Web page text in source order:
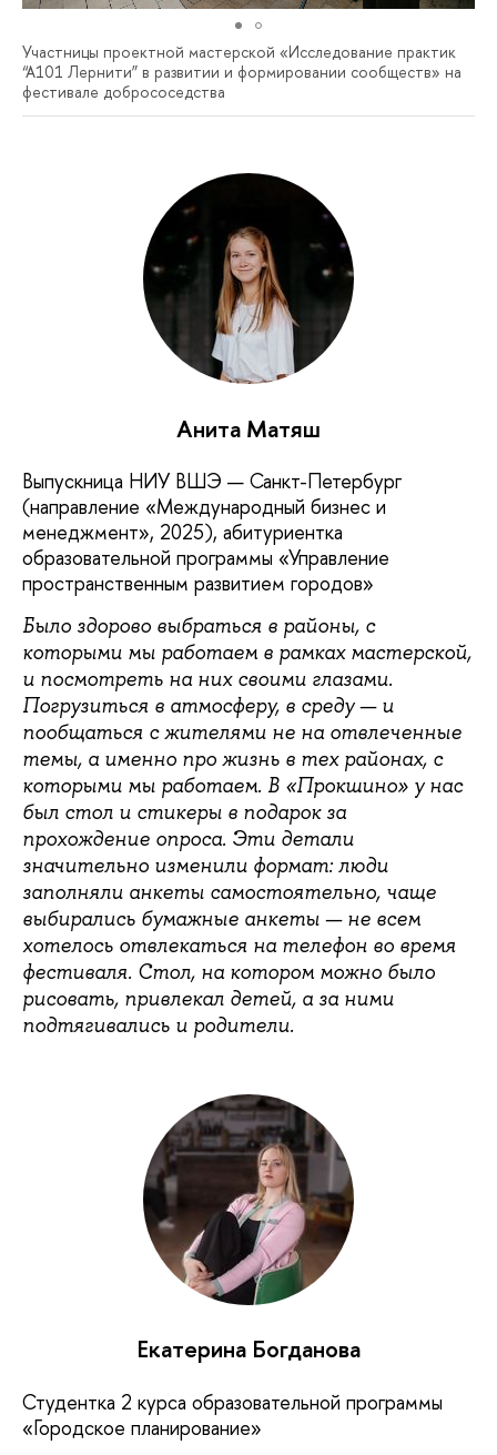
Участницы проектной мастерской «Исследование практик
“А101 Лернити” в развитии и формировании сообществ» на
фестивале добрососедства
Анита Матяш
Выпускница НИУ ВШЭ — Санкт-Петербург
(направление «Международный бизнес и
менеджмент», 2025), абитуриентка
образовательной программы «Управление
пространственным развитием городов»
Было здорово выбраться в районы, с
которыми мы работаем в рамках мастерской,
и посмотреть на них своими глазами.
Погрузиться в атмосферу, в среду — и
пообщаться с жителями не на отвлеченные
темы, а именно про жизнь в тех районах, с
которыми мы работаем. В «Прокшино» у нас
был стол и стикеры в подарок за
прохождение опроса. Эти детали
значительно изменили формат: люди
заполняли анкеты самостоятельно, чаще
выбирались бумажные анкеты — не всем
хотелось отвлекаться на телефон во время
фестиваля. Стол, на котором можно было
рисовать, привлекал детей, а за ними
подтягивались и родители.
Екатерина Богданова
Студентка 2 курса образовательной программы
«Городское планирование»